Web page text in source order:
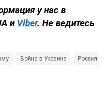
у нас в
и Viber. Не ведитесь
Война в Украине Россия -